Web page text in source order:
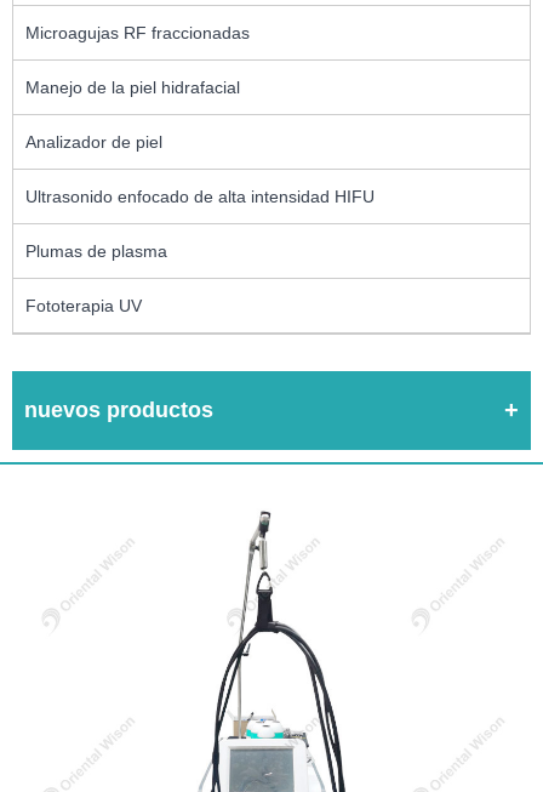
Microagujas RF fraccionadas
Manejo de la piel hidrafacial
Analizador de piel
Ultrasonido enfocado de alta intensidad HIFU
Plumas de plasma
Fototerapia UV
nuevos productos